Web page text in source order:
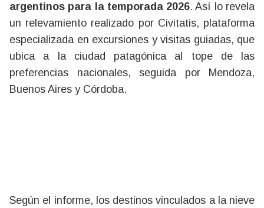
argentinos para la temporada 2026. Así lo revela
un relevamiento realizado por Civitatis, plataforma
especializada en excursiones y visitas guiadas, que
ubica a la ciudad patagónica al tope de las
preferencias nacionales, seguida por Mendoza,
Buenos Aires y Córdoba.
Según el informe, los destinos vinculados a la nieve